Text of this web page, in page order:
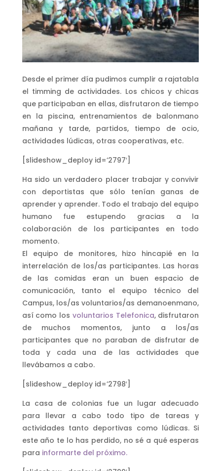
Desde el primer día pudimos cumplir a rajatabla
el timming de actividades. Los chicos y chicas
que participaban en ellas, disfrutaron de tiempo
en la piscina, entrenamientos de balonmano
mañana y tarde, partidos, tiempo de ocio,
actividades lúdicas, otras cooperativas, etc.
[slideshow_deploy id=’2797′]
Ha sido un verdadero placer trabajar y convivir
con deportistas que sólo tenían ganas de
aprender y aprender. Todo el trabajo del equipo
humano fue estupendo gracias a la
colaboración de los participantes en todo
momento.
El equipo de monitores, hizo hincapié en la
interrelación de los/as participantes. Las horas
de las comidas eran un buen espacio de
comunicación, tanto el equipo técnico del
Campus, los/as voluntarios/as demanoenmano,
así como los voluntarios Telefonica, disfrutaron
de muchos momentos, junto a los/as
participantes que no paraban de disfrutar de
toda y cada una de las actividades que
llevábamos a cabo.
[slideshow_deploy id=’2798′]
La casa de colonias fue un lugar adecuado
para llevar a cabo todo tipo de tareas y
actividades tanto deportivas como lúdicas. Si
este año te lo has perdido, no sé a qué esperas
para informarte del próximo.